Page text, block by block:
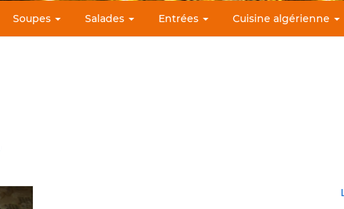
Soupes Salades Entrées Cuisine algérienne